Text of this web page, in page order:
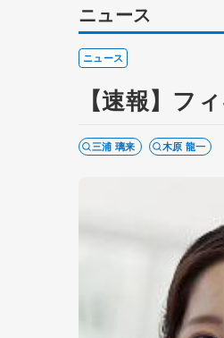
ニュース
ニュース
【速報】フ
三浦 璃来 木原 龍一